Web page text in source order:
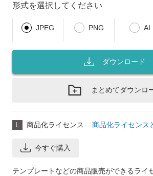
形式を選択してください
JPEG PNG AI
ダウンロード
まとめてダウンロ
L 商品化ライセンス 商品化ライセンス
今すぐ購入
テンプレートなどの商品販売ができるライ